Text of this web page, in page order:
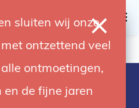
sluiten wij onze
ontzettend veel
ontmoetingen,
de fijne jaren
met